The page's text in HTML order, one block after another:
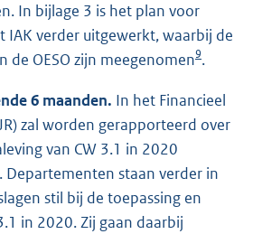
In bijlage 3 is het plan voor
IAK verder uitgewerkt, waarbij de
de OESO zijn meegenomen9.
6 maanden. In het Financieel
zal worden gerapporteerd over
van CW 3.1 in 2020
Departementen staan verder in
stil bij de toepassing en
in 2020. Zij gaan daarbij